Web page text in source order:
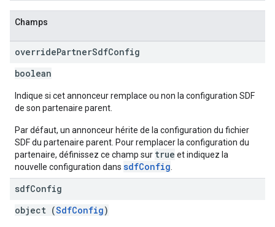
Champs
overridePartnerSdfConfig
boolean
Indique si cet annonceur remplace ou non la configuration SDF
de son partenaire parent.
Par défaut, un annonceur hérite de la configuration du fichier
SDF du partenaire parent. Pour remplacer la configuration du
partenaire, définissez ce champ sur true et indiquez la
nouvelle configuration dans sdfConfig
sdfConfig
object (SdfConfig)